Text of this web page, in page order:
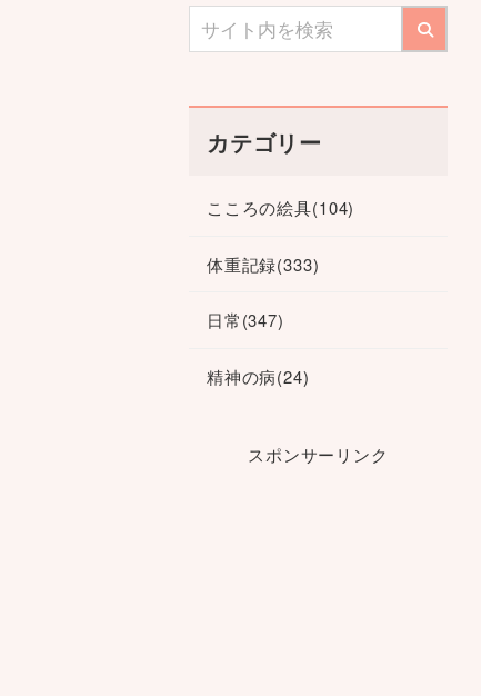
カテゴリー
こころの絵具(104)
体重記録(333)
日常(347)
精神の病(24)
スポンサーリンク